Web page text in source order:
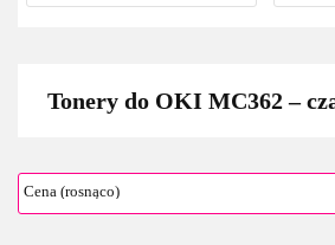
Tonery do OKI MC362 –